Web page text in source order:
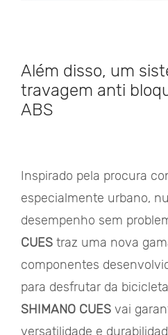
Além disso, um
travagem anti
ABS
Inspirado pela procura
especialmente urbano,
desempenho sem
CUES traz uma nova
componentes
para desfrutar da
SHIMANO CUES vai
versatilidade e